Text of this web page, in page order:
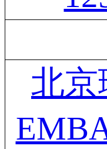
北京